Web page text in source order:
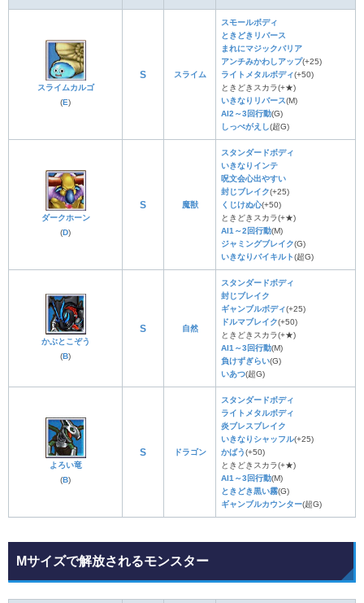
スライムカルゴ
(E)
S スライム
スモールボディ
ときどきリバース
まれにマジックバリア
アンチみかわしアップ(+25)
ライトメタルボディ(+50)
ときどきスカラ(+★)
いきなりリバース(M)
AI2～3回行動(G)
しっぺがえし(超G)
ダークホーン
(D)
S 魔獣
スタンダードボディ
いきなりインテ
呪文会心出やすい
封じブレイク(+25)
くじけぬ心(+50)
ときどきスカラ(+★)
AI1～2回行動(M)
ジャミングブレイク(G)
いきなりバイキルト(超G)
かぶとこぞう
(B)
S 自然
スタンダードボディ
封じブレイク
ギャンブルボディ(+25)
ドルマブレイク(+50)
ときどきスカラ(+★)
AI1～3回行動(M)
負けずぎらい(G)
いあつ(超G)
よろい竜
(B)
S ドラゴン
スタンダードボディ
ライトメタルボディ
炎ブレスブレイク
いきなりシャッフル(+25)
かばう(+50)
ときどきスカラ(+★)
AI1～3回行動(M)
ときどき黒い霧(G)
ギャンブルカウンター(超G)
Mサイズで解放されるモンスター